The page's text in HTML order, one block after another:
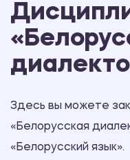
Здесь вы можете
«Белорусская
«Белорусский язык».